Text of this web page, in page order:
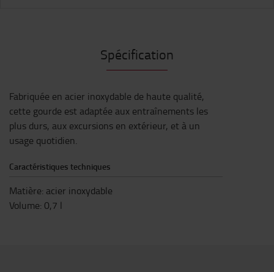
Spécification
Fabriquée en acier inoxydable de haute qualité,
cette gourde est adaptée aux entraînements les
plus durs, aux excursions en extérieur, et à un
usage quotidien.
Caractéristiques techniques
Matière: acier inoxydable
Volume: 0,7 l